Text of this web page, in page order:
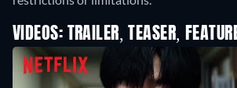
VIDEOS: TRAILER, TEASER,